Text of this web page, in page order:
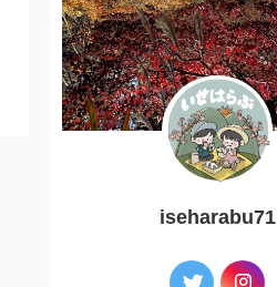
iseharabu71